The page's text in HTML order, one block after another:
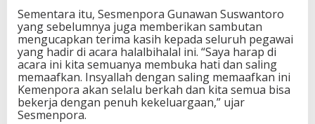
Sementara itu, Sesmenpora Gunawan Suswantoro
yang sebelumnya juga memberikan sambutan
mengucapkan terima kasih kepada seluruh pegawai
yang hadir di acara halalbihalal ini. “Saya harap di
acara ini kita semuanya membuka hati dan saling
memaafkan. Insyallah dengan saling memaafkan ini
Kemenpora akan selalu berkah dan kita semua bisa
bekerja dengan penuh kekeluargaan,” ujar
Sesmenpora.